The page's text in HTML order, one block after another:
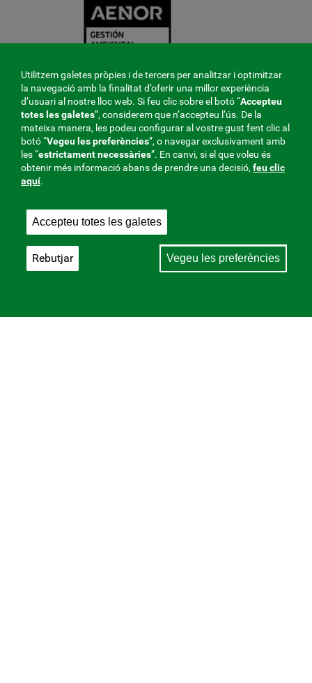
Utilitzem galetes pròpies i de tercers per analitzar i optimitzar
la navegació amb la finalitat d’oferir una millor experiència
d’usuari al nostre lloc web. Si feu clic sobre el botó “Accepteu
totes les galetes”, considerem que n’accepteu l’ús. De la
mateixa manera, les podeu configurar al vostre gust fent clic al
botó “Vegeu les preferències”, o navegar exclusivament amb
les “estrictamentnecessàries”. En canvi, si el que voleu és
obtenir més informació abans de prendre una decisió, feu clic
aquí.
Accepteu totes les galetes
Vegeu les preferències
Rebutjar